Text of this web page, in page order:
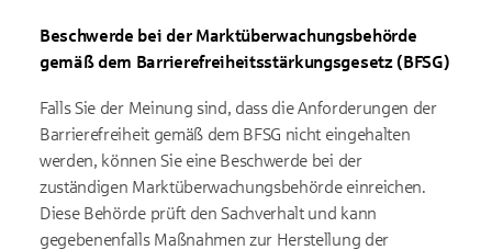
Beschwerde bei der Marktüberwachungsbehörde
gemäß dem Barrierefreiheitsstärkungsgesetz (BFSG)
Falls Sie der Meinung sind, dass die Anforderungen der
Barrierefreiheit gemäß dem BFSG nicht eingehalten
werden, können Sie eine Beschwerde bei der
zuständigen Marktüberwachungsbehörde einreichen.
Diese Behörde prüft den Sachverhalt und kann
gegebenenfalls Maßnahmen zur Herstellung der